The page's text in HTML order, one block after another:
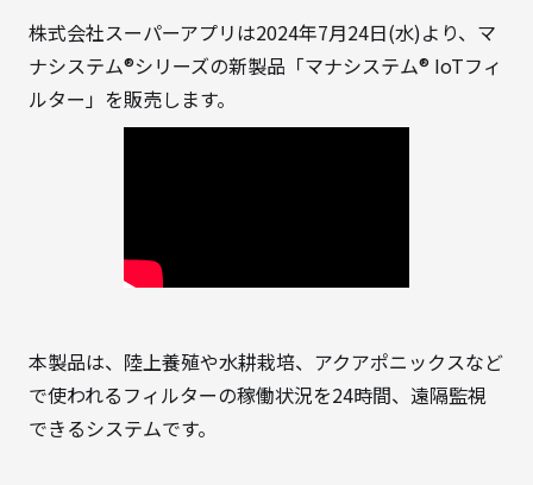
株式会社スーパーアプリは2024年7月24日(水)より、マ
ナシステム®シリーズの新製品「マナシステム® IoTフィ
ルター」を販売します。
本製品は、陸上養殖や水耕栽培、アクアポニックスなど
で使われるフィルターの稼働状況を24時間、遠隔監視
できるシステムです。